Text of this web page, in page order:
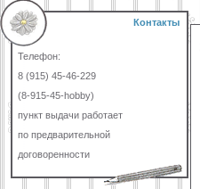
Контакты
Телефон:
8 (915) 45-46-229
(8-915-45-hobby)
пункт выдачи работает
по предварительной
договоренности